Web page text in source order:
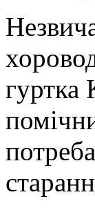
гуртка